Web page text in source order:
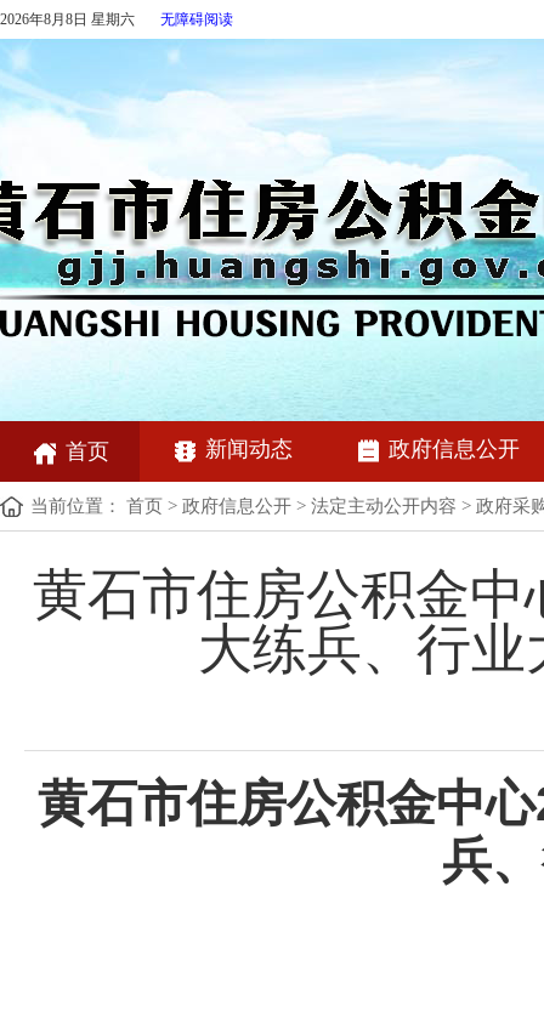
2026年8月8日 星期六 无障碍阅读
首页 新闻动态 政府信息公开
当前位置： 首页 > 政府信息公开 > 法定主动公开内容 > 政府采
黄石市住房公积金中
大练兵、行
黄石市住房公积金中
兵